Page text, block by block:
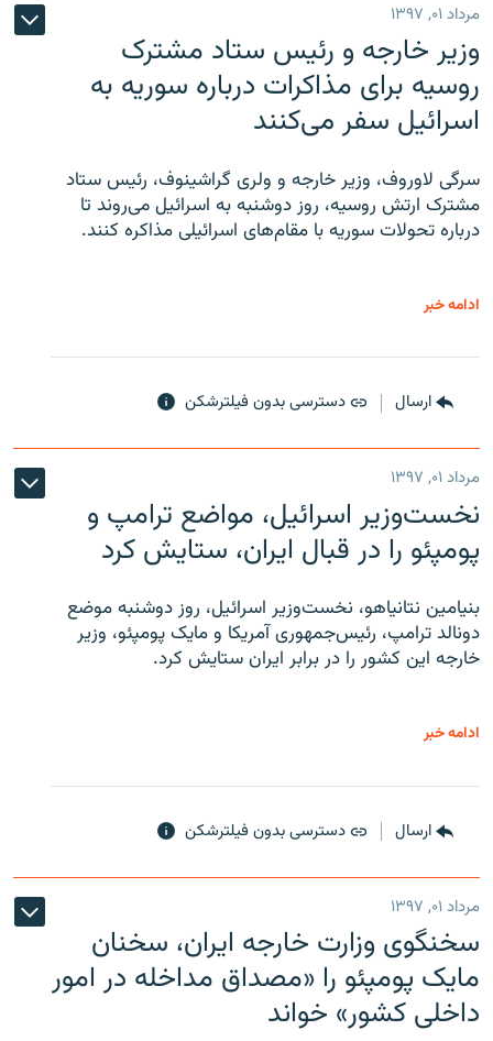
مرداد ۰۱, ۱۳۹۷
وزیر خارجه و رئیس‌ ستاد مشترک
روسیه برای مذاکرات درباره سوریه به
اسرائیل سفر می‌کنند
سرگی لاوروف، وزیر خارجه و ولری گراشینوف، رئیس ستاد
مشترک ارتش روسیه، روز دوشنبه به اسرائیل می‌روند تا
درباره تحولات سوریه با مقام‌های اسرائیلی مذاکره کنند.
ادامه خبر
ارسال دسترسی بدون فیلترشکن
مرداد ۰۱, ۱۳۹۷
نخست‌وزیر اسرائیل، مواضع ترامپ و
پومپئو را در قبال ایران، ستایش کرد
بنیامین نتانیاهو، نخست‌وزیر اسرائیل، روز دوشنبه موضع
دونالد ترامپ، رئیس‌جمهوری آمریکا و مایک پومپئو، وزیر
خارجه این کشور را در برابر ایران ستایش کرد.
ادامه خبر
ارسال دسترسی بدون فیلترشکن
مرداد ۰۱, ۱۳۹۷
سخنگوی وزارت خارجه ایران، سخنان
مایک پومپئو را «مصداق مداخله در امور
داخلی کشور» خواند